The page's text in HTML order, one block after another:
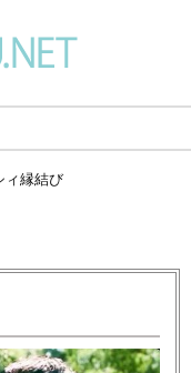
ィ縁結び